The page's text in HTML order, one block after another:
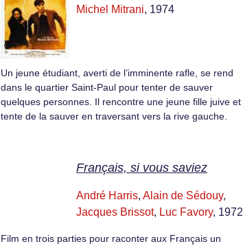
Michel Mitrani, 1974
Un jeune étudiant, averti de l’imminente rafle, se rend
dans le quartier Saint-Paul pour tenter de sauver
quelques personnes. Il rencontre une jeune fille juive et
tente de la sauver en traversant vers la rive gauche.
Français, si vous saviez
André Harris, Alain de Sédouy,
Jacques Brissot, Luc Favory, 1972
Film en trois parties pour raconter aux Français un